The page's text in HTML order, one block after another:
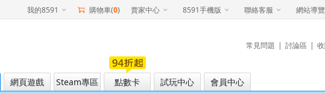
我的8591 購物車(0) 賣家中心 8591手機版 聯絡客服 網站導覽
常見問題 | 討論區 |
網頁遊戲 Steam專區 點數卡 試玩中心 會員中心